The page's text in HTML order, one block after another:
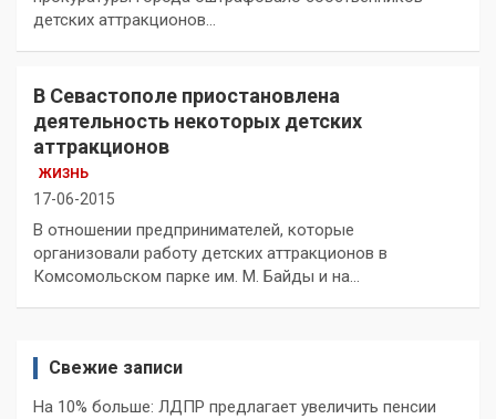
детских аттракционов…
В Севастополе приостановлена
деятельность некоторых детских
аттракционов
ЖИЗНЬ
17-06-2015
В отношении предпринимателей, которые
организовали работу детских аттракционов в
Комсомольском парке им. М. Байды и на…
Свежие записи
На 10% больше: ЛДПР предлагает увеличить пенсии